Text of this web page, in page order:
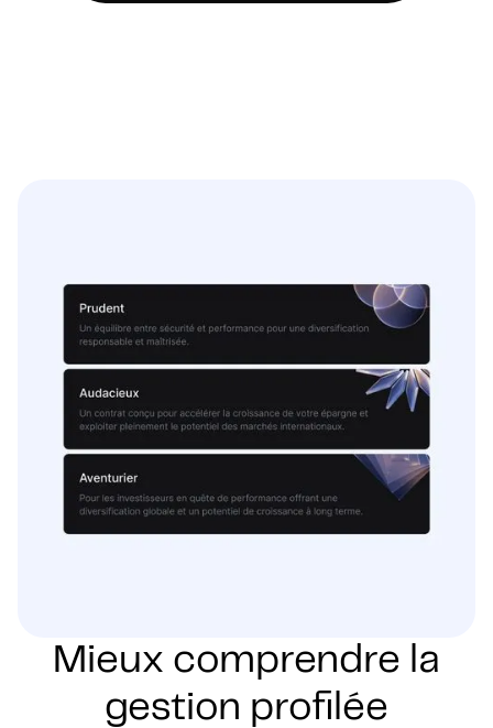
Mieux comprendre la
gestion profilée